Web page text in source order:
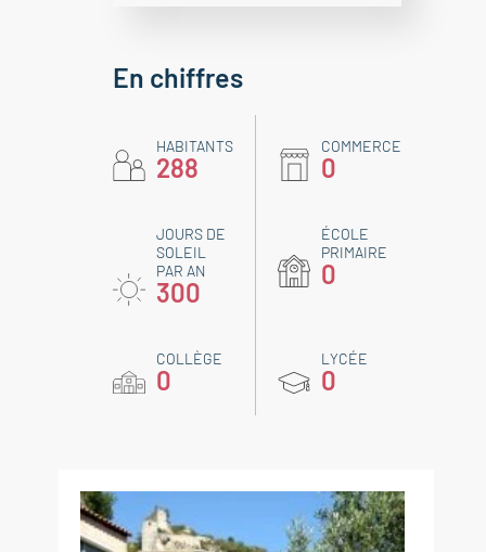
En chiffres
HABITANTS
288
COMMERCE
0
JOURS DE
SOLEIL
PAR AN
300
ÉCOLE
PRIMAIRE
0
COLLÈGE
0
LYCÉE
0